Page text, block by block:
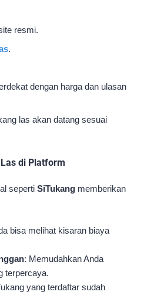
resmi.
.
dengan harga dan ulasan
las akan datang sesuai
di Platform
seperti SiTukang memberikan
bisa melihat kisaran biaya
: Memudahkan Anda
terpercaya.
yang terdaftar sudah